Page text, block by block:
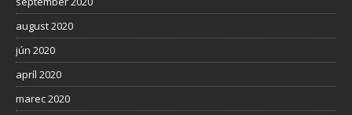
august 2020
jún 2020
apríl 2020
marec 2020